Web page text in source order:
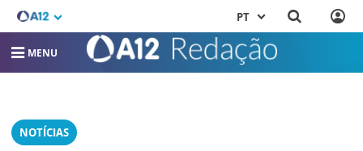
PT
MENU
NOTÍCIAS